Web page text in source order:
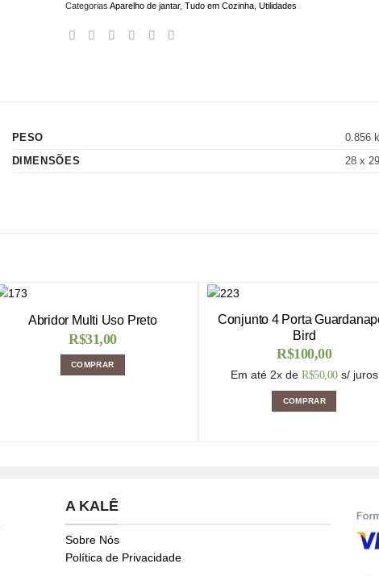
Categorias Aparelho de jantar, Tudo em Cozinha, Utilidades
PESO
0.856
DIMENSÕES
28 x
Abridor Multi Uso Preto
R$31,00
COMPRAR
Conjunto 4 Porta
Bird
R$100,00
Em até 2x de R$50,00 s/ juros
COMPRAR
A KALÊ
Sobre Nós
Política de Privacidade